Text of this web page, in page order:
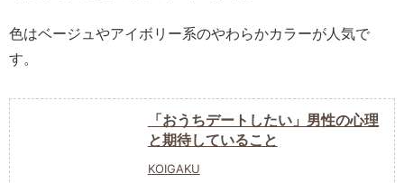
色はベージュやアイボリー系のやわらかカラーが人気で
す。
「おうちデートしたい」男性の心理
と期待していること
KOIGAKU